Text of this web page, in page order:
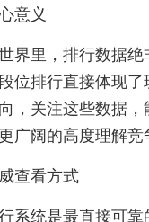
意义
界里，排行数据
位排行直接体现
，关注这些数据
广阔的高度理解
查看方式
系统是最直接可